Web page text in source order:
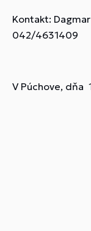
Kontakt:
042/4631409
V Púchove, dňa